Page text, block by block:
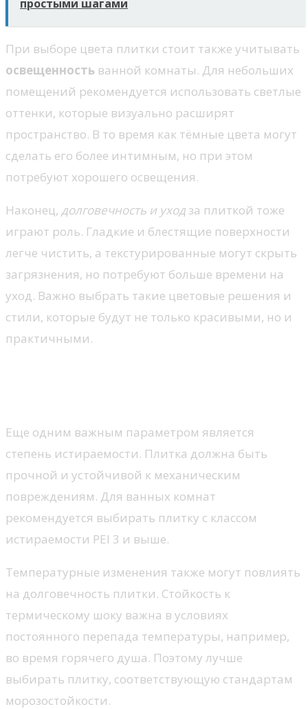
простыми шагами
При выборе цвета плитки стоит также учитывать
освещенность ванной комнаты. Для небольших
помещений рекомендуется использовать светлые
оттенки, которые визуально расширят
пространство. В то время как тёмные цвета могут
сделать его более интимным, но при этом
потребуют хорошего освещения.
Наконец, долговечность и уход за плиткой тоже
играют роль. Гладкие и блестящие поверхности
легче чистить, а текстурированные могут скрыть
загрязнения, но потребуют больше времени на
уход. Важно выбрать такие цветовые решения и
стили, которые будут не только красивыми, но и
практичными.
Еще одним важным параметром является
степень истираемости. Плитка должна быть
прочной и устойчивой к механическим
повреждениям. Для ванных комнат
рекомендуется выбирать плитку с классом
истираемости PEI 3 и выше.
Температурные изменения также могут повлиять
на долговечность плитки. Стойкость к
термическому шоку важна в условиях
постоянного перепада температуры, например,
во время горячего душа. Поэтому лучше
выбирать плитку, соответствующую стандартам
морозостойкости.